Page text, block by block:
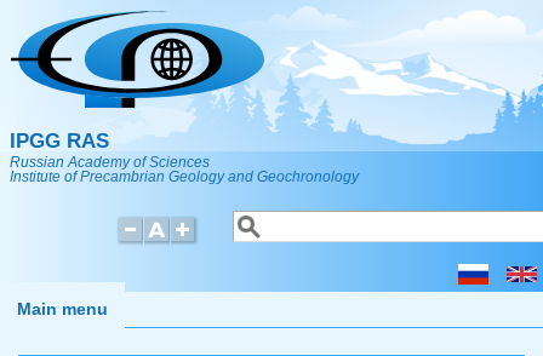
Skip to main content
IPGG RAS
Russian Academy of Sciences
Institute of Precambrian Geology and Geochronology
Search form
Search
Main menu